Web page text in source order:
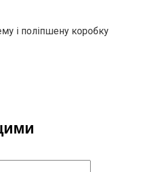
і поліпшену коробку